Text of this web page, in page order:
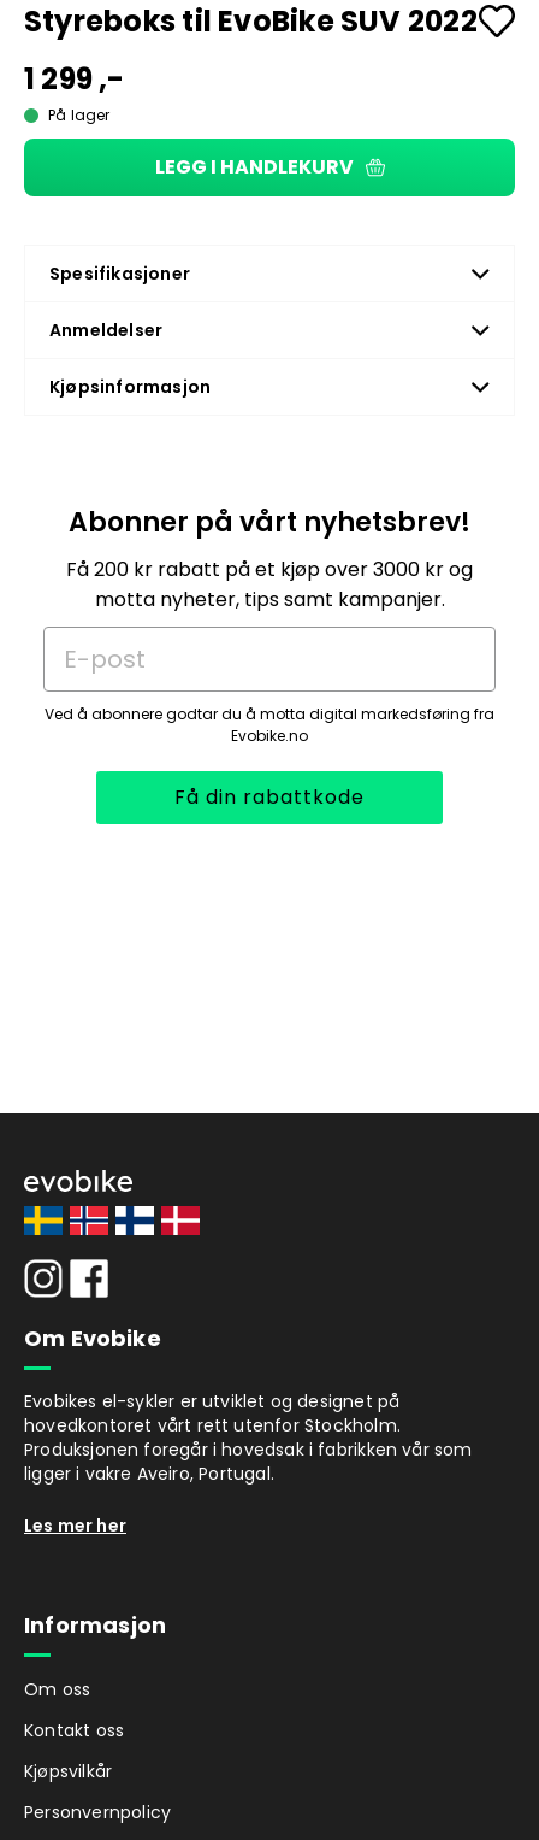
Styreboks til EvoBike SUV 2022
1 299 ,-
På lager
LEGG I HANDLEKURV
Spesifikasjoner
Anmeldelser
Kjøpsinformasjon
Abonner på vårt nyhetsbrev!
Få 200 kr rabatt på et kjøp over 3000 kr og
motta nyheter, tips samt kampanjer.
E-post
Ved å abonnere godtar du å motta digital markedsføring fra
Evobike.no
Få din rabattkode
Om Evobike
Evobikes el-sykler er utviklet og designet på
hovedkontoret vårt rett utenfor Stockholm.
Produksjonen foregår i hovedsak i fabrikken vår som
ligger i vakre Aveiro, Portugal.
Les mer her
Informasjon
Om oss
Kontakt oss
Kjøpsvilkår
Personvernpolicy